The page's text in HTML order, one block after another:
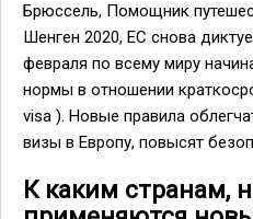
Брюссель, Помощник
Шенген 2020, ЕС снова
февраля по всему миру
нормы в отношении
visa ). Новые правила
визы в Европу, повысят
К каким странам,